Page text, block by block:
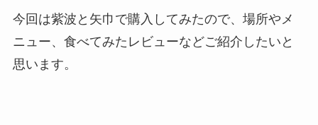
今回は紫波と矢巾で購入してみたので、場所やメ
ニュー、食べてみたレビューなどご紹介したいと
思います。